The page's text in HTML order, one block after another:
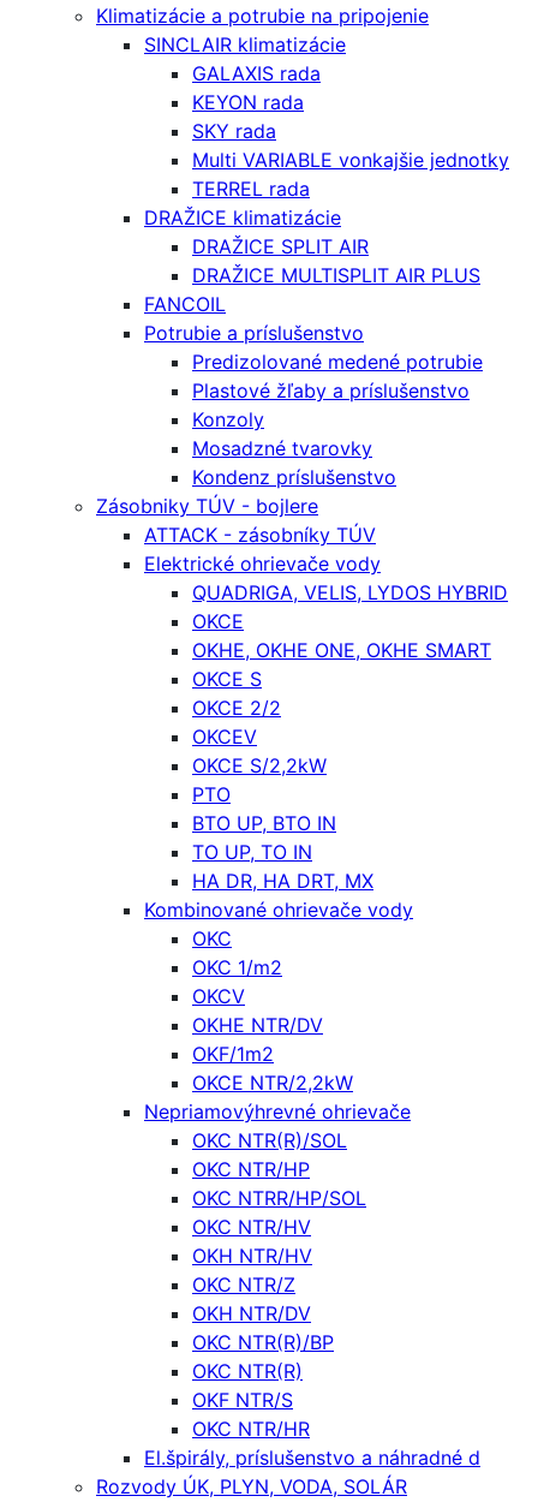
Klimatizácie a potrubie na pripojenie
SINCLAIR klimatizácie
GALAXIS rada
KEYON rada
SKY rada
Multi VARIABLE vonkajšie jednotky
TERREL rada
DRAŽICE klimatizácie
DRAŽICE SPLIT AIR
DRAŽICE MULTISPLIT AIR PLUS
FANCOIL
Potrubie a príslušenstvo
Predizolované medené potrubie
Plastové žľaby a príslušenstvo
Konzoly
Mosadzné tvarovky
Kondenz príslušenstvo
Zásobniky TÚV - bojlere
ATTACK - zásobníky TÚV
Elektrické ohrievače vody
QUADRIGA, VELIS, LYDOS HYBRID
OKCE
OKHE, OKHE ONE, OKHE SMART
OKCE S
OKCE 2/2
OKCEV
OKCE S/2,2kW
PTO
BTO UP, BTO IN
TO UP, TO IN
HA DR, HA DRT, MX
Kombinované ohrievače vody
OKC
OKC 1/m2
OKCV
OKHE NTR/DV
OKF/1m2
OKCE NTR/2,2kW
Nepriamovýhrevné ohrievače
OKC NTR(R)/SOL
OKC NTR/HP
OKC NTRR/HP/SOL
OKC NTR/HV
OKH NTR/HV
OKC NTR/Z
OKH NTR/DV
OKC NTR(R)/BP
OKC NTR(R)
OKF NTR/S
OKC NTR/HR
El.špirály, príslušenstvo a náhradné d
Rozvody ÚK, PLYN, VODA, SOLÁR